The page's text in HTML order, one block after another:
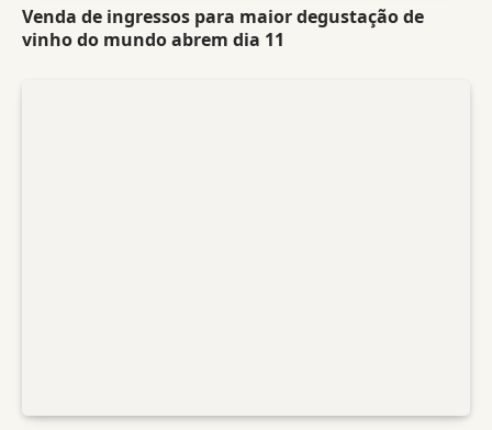
Venda de ingressos para maior degustação de
vinho do mundo abrem dia 11